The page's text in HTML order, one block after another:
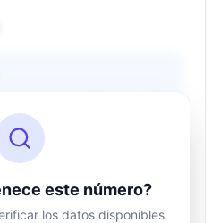
este número?
los datos disponibles